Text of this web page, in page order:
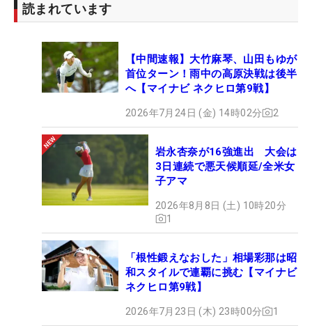
読まれています
【中間速報】大竹麻琴、山田もゆが
首位ターン！雨中の高原決戦は後半
へ【マイナビ ネクヒロ第9戦】
2026年7月24日 (金) 14時02分 2
岩永杏奈が16強進出 大会は
3日連続で悪天候順延/全米女
子アマ
2026年8月8日 (土) 10時20分
1
「根性鍛えなおした」相場彩那は昭
和スタイルで連覇に挑む【マイナビ
ネクヒロ第9戦】
2026年7月23日 (木) 23時00分 1